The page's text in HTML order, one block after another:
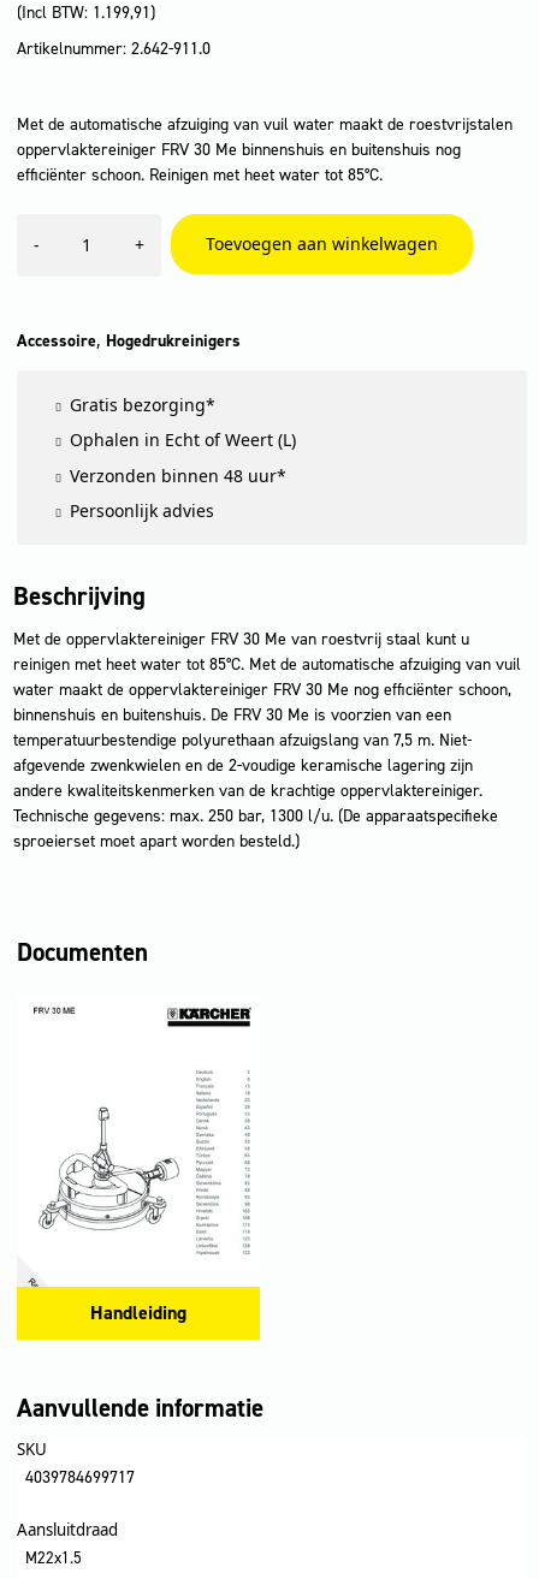
(Incl BTW: 1.199,91)
Artikelnummer: 2.642-911.0
Met de automatische afzuiging van vuil water maakt de roestvrijstalen
oppervlaktereiniger FRV 30 Me binnenshuis en buitenshuis nog
efficiënter schoon. Reinigen met heet water tot 85°C.
- + Toevoegen aan winkelwagen
Accessoire, Hogedrukreinigers
Gratis bezorging*
Ophalen in Echt of Weert (L)
Verzonden binnen 48 uur*
Persoonlijk advies
Beschrijving
Met de oppervlaktereiniger FRV 30 Me van roestvrij staal kunt u
reinigen met heet water tot 85°C. Met de automatische afzuiging van vuil
water maakt de oppervlaktereiniger FRV 30 Me nog efficiënter schoon,
binnenshuis en buitenshuis. De FRV 30 Me is voorzien van een
temperatuurbestendige polyurethaan afzuigslang van 7,5 m. Niet-
afgevende zwenkwielen en de 2-voudige keramische lagering zijn
andere kwaliteitskenmerken van de krachtige oppervlaktereiniger.
Technische gegevens: max. 250 bar, 1300 l/u. (De apparaatspecifieke
sproeierset moet apart worden besteld.)
Documenten
Handleiding
Aanvullende informatie
SKU
4039784699717
Aansluitdraad
M22x1.5